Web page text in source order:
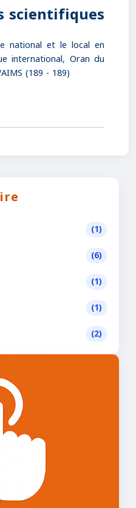
scientifiques
national et le local en
international, Oran du
(189 - 189)
(1)
(6)
(1)
(1)
(2)